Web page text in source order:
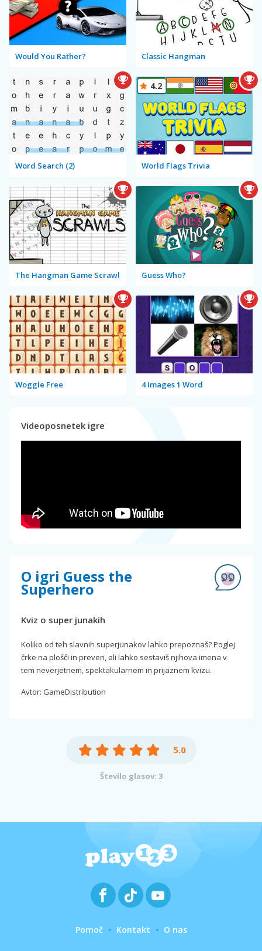
Would You Rather? Classic Hangman
Word Search (2) World Flags Trivia
4.2
The Hangman Game Scrawl Guess Who?
Woggle Free 4 Images 1 Word
Videoposnetek igre
O igri Guess the
Superhero
Kviz o super junakih
Koliko od teh slavnih superjunakov lahko prepoznaš? Poglej
črke na plošči in preveri, ali lahko sestaviš njihova imena v
tem neverjetnem, spektakularnem in prijaznem kvizu.
Avtor: GameDistribution
5.0
Število glasov: 3
Pomoč Kontakt O nas